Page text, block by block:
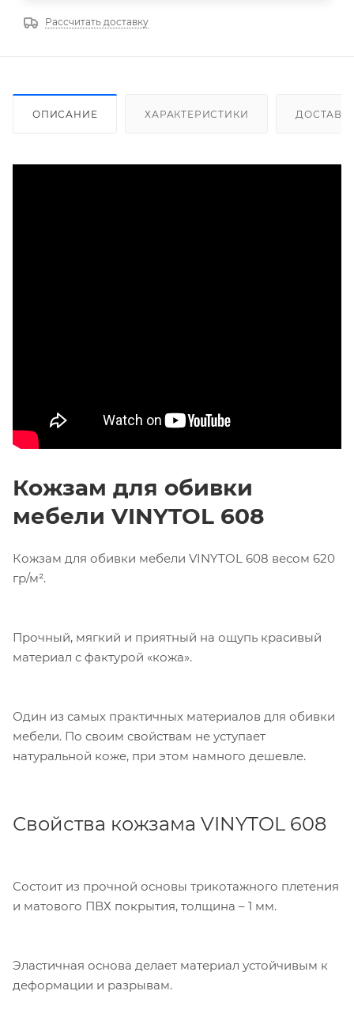
Рассчитать доставку
ОПИСАНИЕ ХАРАКТЕРИСТИКИ
Кожзам для обивки
мебели VINYTOL 608
Кожзам для обивки мебели VINYTOL 608 весом 620
гр/м².
Прочный, мягкий и приятный на ощупь красивый
материал с фактурой «кожа».
Один из самых практичных материалов для обивки
мебели. По своим свойствам не уступает
натуральной коже, при этом намного дешевле.
Свойства кожзама VINYTOL 608
Состоит из прочной основы трикотажного плетения
и матового ПВХ покрытия, толщина – 1 мм.
Эластичная основа делает материал устойчивым к
деформации и разрывам.